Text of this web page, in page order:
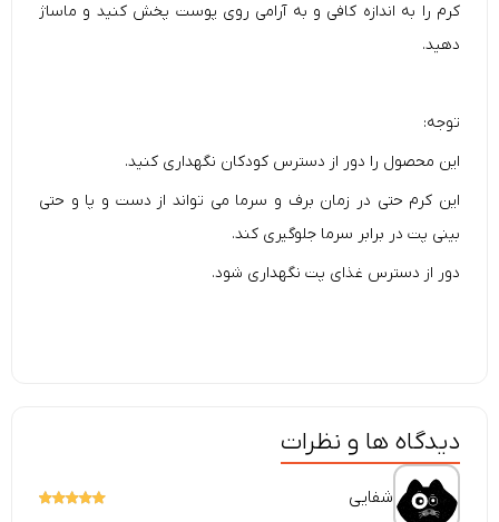
کرم را به اندازه کافی و به آرامی روی پوست پخش کنید و ماساژ
دهید.
توجه:
این محصول را دور از دسترس کودکان نگهداری کنید.
این کرم حتی در زمان برف و سرما می تواند از دست و پا و حتی
بینی پت در برابر سرما جلوگیری کند.
دور از دسترس غذای پت نگهداری شود.
دیدگاه ها و نظرات
شفایی